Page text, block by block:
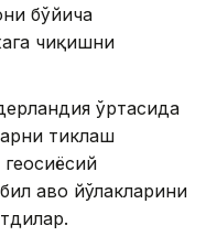
бўйича
чиқишни
ўртасида
тиклаш
ҳаво йўлакларини